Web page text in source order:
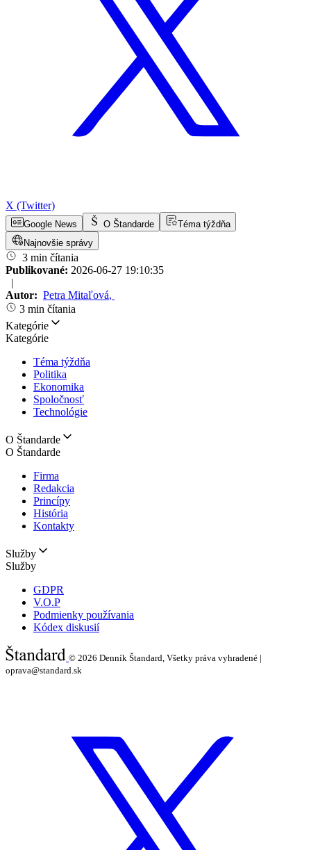
X (Twitter)
Google News O Štandarde
Téma týždňa
Najnovšie správy
3 min čítania
Publikované: 2026-06-27 19:10:35
|
Autor: Petra Mitaľová,
3 min čítania
Kategórie
Kategórie
Téma týždňa
Politika
Ekonomika
Spoločnosť
Technológie
O Štandarde
O Štandarde
Firma
Redakcia
Princípy
História
Kontakty
Služby
Služby
GDPR
V.O.P
Podmienky používania
Kódex diskusií
© 2026 Denník Štandard, Všetky práva vyhradené |
oprava@standard.sk